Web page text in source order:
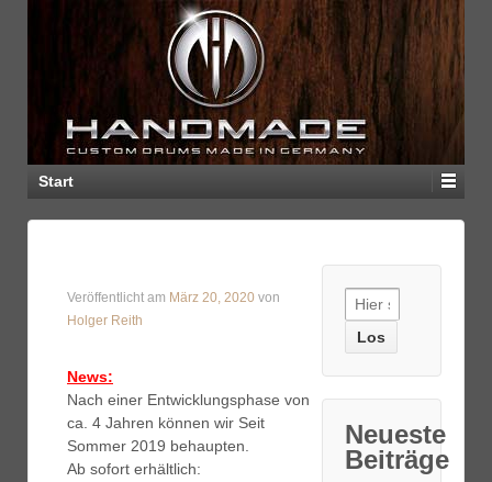
Start
Veröffentlicht am März 20, 2020 von
Holger Reith
News:
Nach einer Entwicklungsphase von
ca. 4 Jahren können wir Seit
Sommer 2019 behaupten.
Ab sofort erhältlich:
Neueste
Beiträge